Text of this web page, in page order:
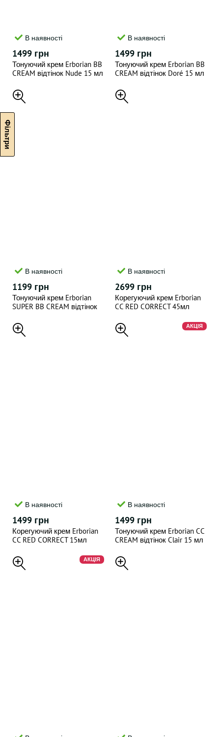
В наявності
1499 грн
Тонуючий крем Erborian BB
CREAM відтінок Nude 15 мл
В наявності
1499 грн
Тонуючий крем Erborian BB
CREAM відтінок Doré 15 мл
В наявності
1199 грн
Тонуючий крем Erborian
SUPER BB CREAM відтінок
В наявності
2699 грн
Корегуючий крем Erborian
CC RED CORRECT 45мл
В наявності
1499 грн
Корегуючий крем Erborian
CC RED CORRECT 15мл
АКЦІЯ
В наявності
1499 грн
Тонуючий крем Erborian CC
CREAM відтінок Clair 15 мл
АКЦІЯ